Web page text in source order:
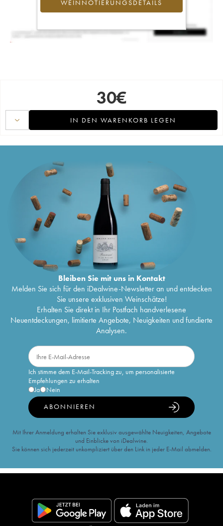
WEINNOTIERUNGSDETAILS
30€
IN DEN WARENKORB LEGEN
Bleiben Sie mit uns in Kontakt
Melden Sie sich für den iDealwine-Newsletter an und entdecken
Sie unsere exklusiven Weinschätze!
Erhalten Sie direkt in Ihr Postfach handverlesene
Neuentdeckungen, limitierte Angebote, Neuigkeiten und fundierte
Analysen.
Ich stimme dem E-Mail-Tracking zu, um personalisierte
Empfehlungen zu erhalten
Ja
Nein
ABONNIEREN
Mit Ihrer Anmeldung erhalten Sie exklusiv ausgewählte Neuigkeiten, Angebote
und Einblicke von iDealwine.
Sie können sich jederzeit unkompliziert über den Link in jeder E-Mail abmelden.